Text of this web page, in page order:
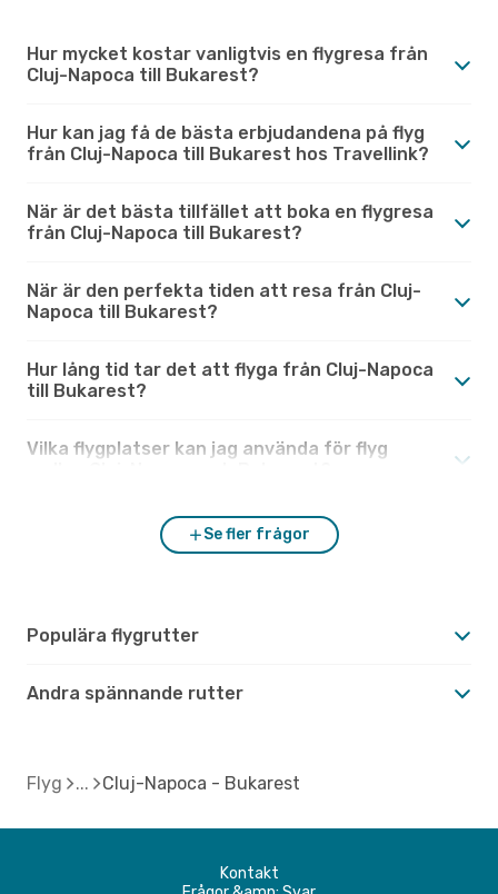
Hur mycket kostar vanligtvis en flygresa från
Cluj-Napoca till Bukarest?
Hur kan jag få de bästa erbjudandena på flyg
från Cluj-Napoca till Bukarest hos Travellink?
När är det bästa tillfället att boka en flygresa
från Cluj-Napoca till Bukarest?
När är den perfekta tiden att resa från Cluj-
Napoca till Bukarest?
Hur lång tid tar det att flyga från Cluj-Napoca
till Bukarest?
Vilka flygplatser kan jag använda för flyg
Se fler frågor
Populära flygrutter
Andra spännande rutter
Flyg Cluj-Napoca - Bukarest
Kontakt